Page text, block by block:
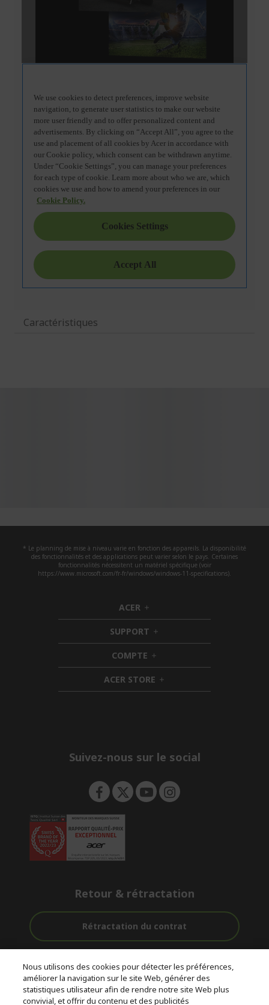
Caractéristiques
* Le planning de mise à niveau varie en fonction des appareils. La disponibilité
des fonctionnalités et des applications peut varier selon le pays. Certaines
fonctionnalités nécessitent un matériel spécifique (voir
https://www.microsoft.com/fr-fr/windows/windows-11-specifications).
ACER h
i
d
d
e
n
SUPPORT h
i
d
d
e
n
COMPTE h
i
d
d
ACER STORE h
i
Suivez-nous sur le social
Retour & rétractation
Rétractation du contrat
Livraison
Gratuite
avant et après-
vente
Paiement
Sécurisé
Nous utilisons des cookies pour détecter les préférences,
améliorer la navigation sur le site Web, générer des
statistiques utilisateur afin de rendre notre site Web plus
convivial, et offrir du contenu et des publicités